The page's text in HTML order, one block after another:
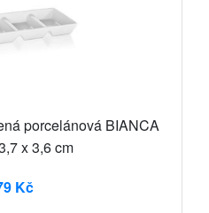
porcelánová BIANCA
x 3,6 cm
Kč